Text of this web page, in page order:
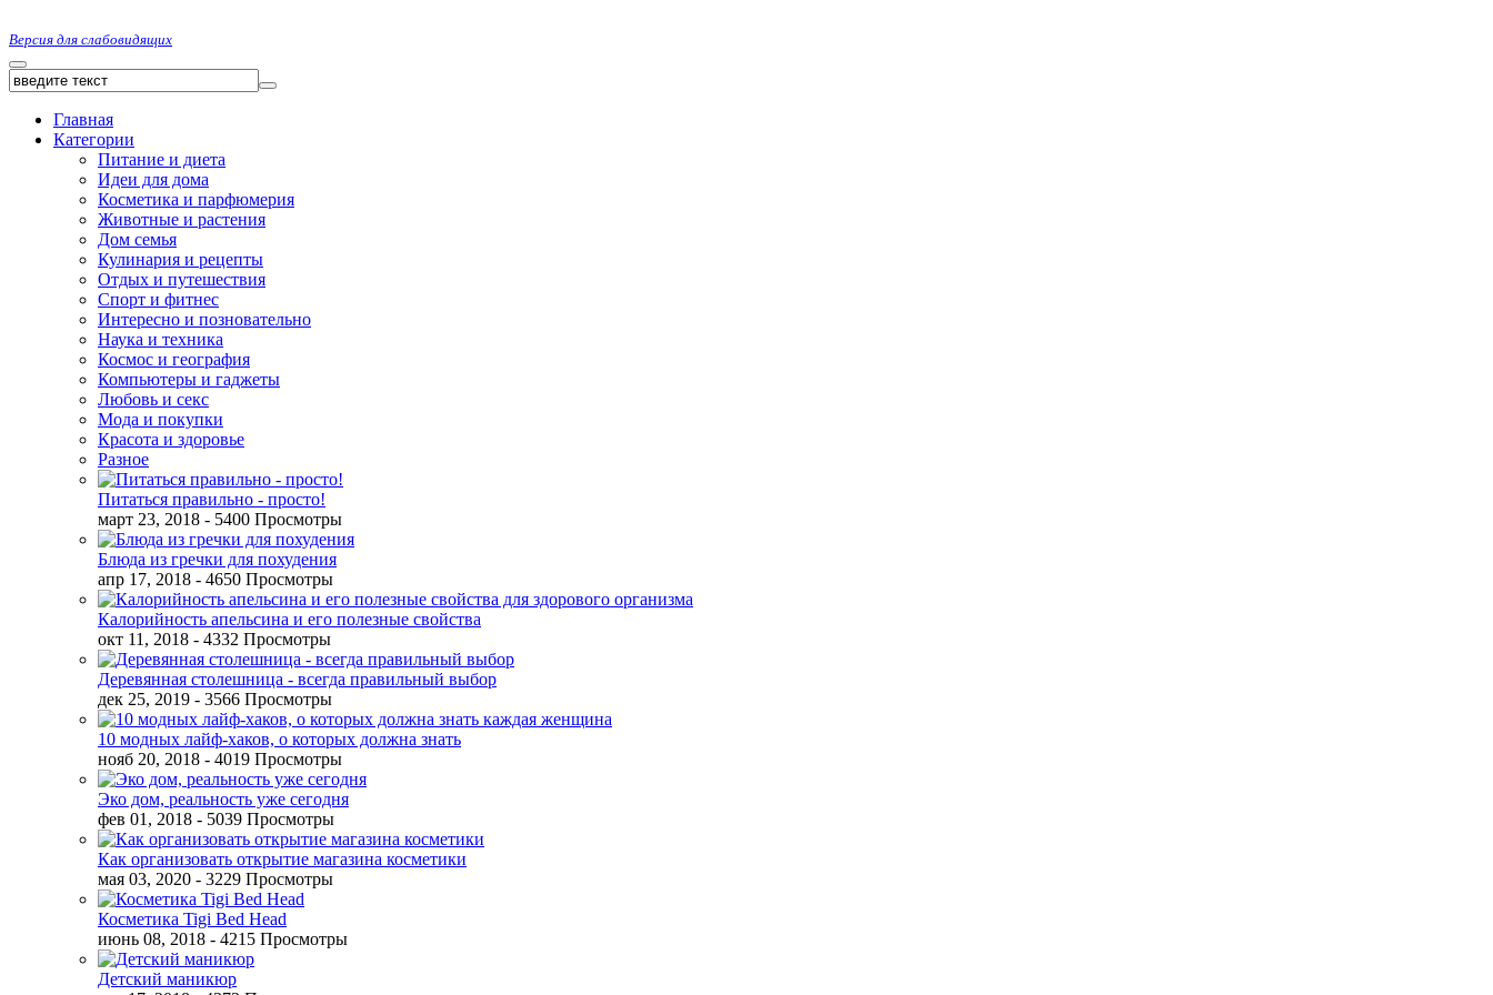
Версия для слабовидящих
Главная
Категории
Питание и диета
Идеи для дома
Косметика и парфюмерия
Животные и растения
Дом семья
Кулинария и рецепты
Отдых и путешествия
Спорт и фитнес
Интересно и позновательно
Наука и техника
Космос и география
Компьютеры и гаджеты
Любовь и секс
Мода и покупки
Красота и здоровье
Разное
Питаться правильно - просто!
март 23, 2018 - 5400 Просмотры
Блюда из гречки для похудения
апр 17, 2018 - 4650 Просмотры
Калорийность апельсина и его полезные свойства
окт 11, 2018 - 4332 Просмотры
Деревянная столешница - всегда правильный выбор
дек 25, 2019 - 3566 Просмотры
10 модных лайф-хаков, о которых должна знать
нояб 20, 2018 - 4019 Просмотры
Эко дом, реальность уже сегодня
фев 01, 2018 - 5039 Просмотры
Как организовать открытие магазина косметики
мая 03, 2020 - 3229 Просмотры
Косметика Tigi Bed Head
июнь 08, 2018 - 4215 Просмотры
Детский маникюр